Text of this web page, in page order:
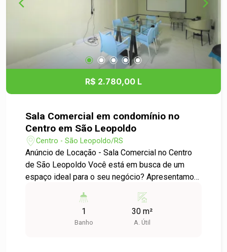
R$ 2.780,00 L
Sala Comercial em condomínio no
Centro em São Leopoldo
Centro - São Leopoldo/RS
Anúncio de Locação - Sala Comercial no Centro
de São Leopoldo Você está em busca de um
espaço ideal para o seu negócio? Apresentamos
sala comercial em um condomínio localizado no
coração do bairro Centro de São Leopoldo.
1
Banho
30 m²
A. Útil